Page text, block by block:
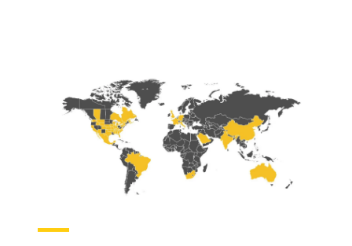
PRÉSENCE MONDIALE